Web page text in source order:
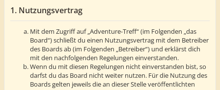
1. Nutzungsvertrag
Mit dem Zugriff auf „Adventure-Treff“ (im Folgenden „das
Board“) schließt du einen Nutzungsvertrag mit dem Betreiber
des Boards ab (im Folgenden „Betreiber“) und erklärst dich
mit den nachfolgenden Regelungen einverstanden.
Wenn du mit diesen Regelungen nicht einverstanden bist, so
darfst du das Board nicht weiter nutzen. Für die Nutzung des
Boards gelten jeweils die an dieser Stelle veröffentlichten